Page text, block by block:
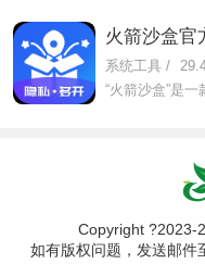
火箭沙盒官
系统工具 /
Copyright ?2023-
如有版权问题，发送邮件